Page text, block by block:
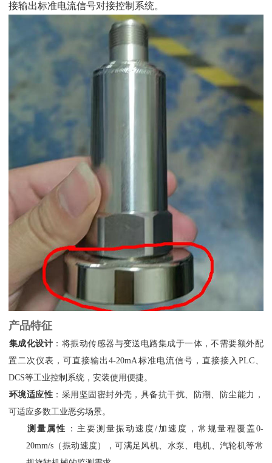
接输出标准电流信号对接控制系统。
产品特征
集成化设计‌：将振动传感器与变送电路集成于一体，不需要额外配
置二次仪表，可直接输出4-20mA标准电流信号，直接接入PLC、
DCS等工业控制系统，安装使用便捷。
环境适应性 ‌：采用坚固密封外壳，具备抗干扰、防潮、防尘能力，
可适应多数工业恶劣场景。
测量属性
‌：主要测量振动速度/加速度，常规量程覆盖0-
20mm/s（振动速度），可满足风机、水泵、电机、汽轮机等常